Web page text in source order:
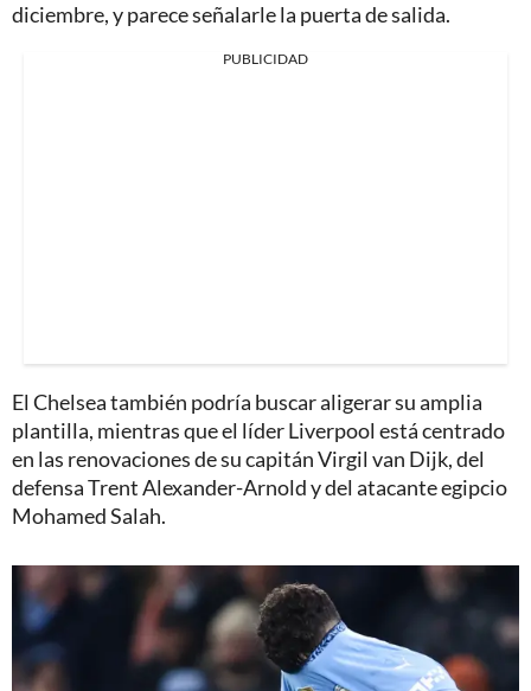
diciembre, y parece señalarle la puerta de salida.
PUBLICIDAD
El Chelsea también podría buscar aligerar su amplia
plantilla, mientras que el líder Liverpool está centrado
en las renovaciones de su capitán Virgil van Dijk, del
defensa Trent Alexander-Arnold y del atacante egipcio
Mohamed Salah.